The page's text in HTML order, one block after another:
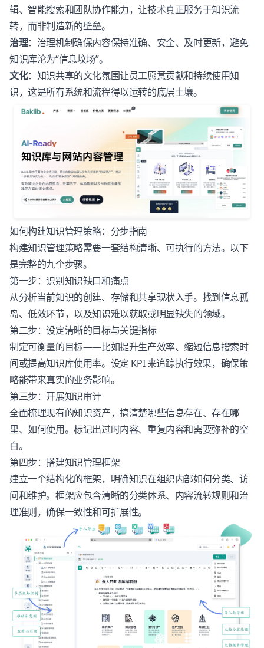
辑、智能搜索和团队协作能力，让技术真正服务于知识流
转，而非制造新的壁垒。
治理：治理机制确保内容保持准确、安全、及时更新，避免
知识库沦为“信息坟场”。
文化：知识共享的文化氛围让员工愿意贡献和持续使用知
识，这是所有系统和流程得以运转的底层土壤。
如何构建知识管理策略：分步指南
构建知识管理策略需要一套结构清晰、可执行的方法。以下
是完整的九个步骤。
第一步：识别知识缺口和痛点
从分析当前知识的创建、存储和共享现状入手。找到信息孤
岛、低效环节，以及知识难以获取或明显缺失的领域。
第二步：设定清晰的目标与关键指标
制定可衡量的目标——比如提升生产效率、缩短信息搜索时
间或提高知识库使用率。设定 KPI 来追踪执行效果，确保策
略能带来真实的业务影响。
第三步：开展知识审计
全面梳理现有的知识资产，搞清楚哪些信息存在、存在哪
里、如何使用。标记出过时内容、重复内容和需要弥补的空
白。
第四步：搭建知识管理框架
建立一个结构化的框架，明确知识在组织内部如何分类、访
问和维护。框架应包含清晰的分类体系、内容流转规则和治
理准则，确保一致性和可扩展性。